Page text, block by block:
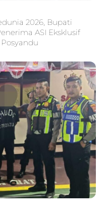
2026, Bupati
ASI Eksklusif